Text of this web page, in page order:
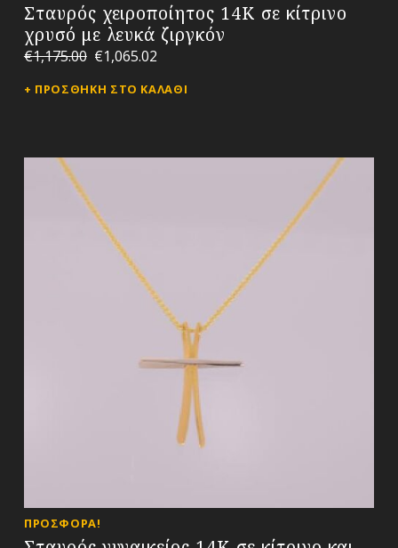
Σταυρός χειροποίητος 14Κ σε κίτρινο
χρυσό με λευκά ζιργκόν
€1,175.00 €1,065.02
ΠΡΟΣΘΉΚΗ ΣΤΟ ΚΑΛΆΘΙ
ΠΡΟΣΦΟΡΆ!